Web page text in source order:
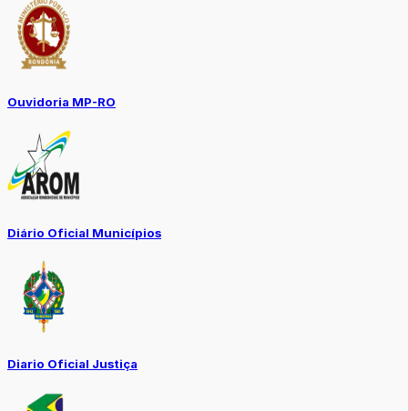
Ouvidoria MP-RO
Diário Oficial Municípios
Diario Oficial Justiça